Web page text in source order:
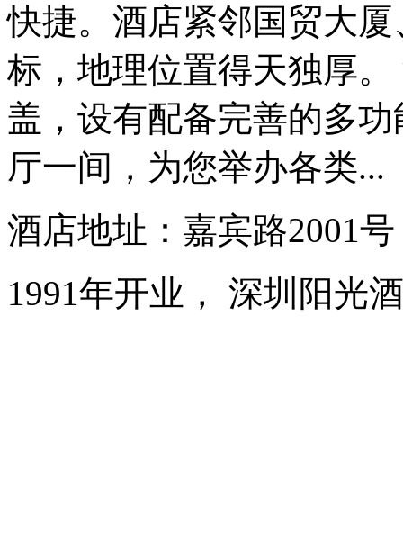
快捷。酒店紧邻国贸大
标，地理位置得天独厚
盖，设有配备完善的多
厅一间，为您举办各类...
酒店地址：嘉宾路2001
1991年开业， 深圳阳